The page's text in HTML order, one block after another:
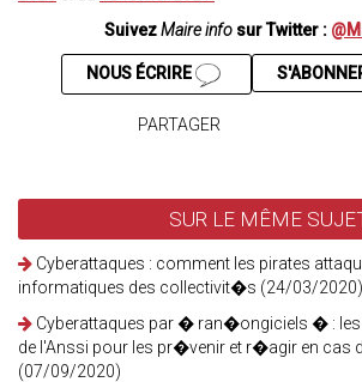
SuivezMaire info sur Twitter :
NOUS ÉCRIRE
PARTAGER
SUR LE MÊME
Cyberattaques : comment les pirates
informatiques des collectivit�s (24/03/2020)
Cyberattaques par � ran�ongiciels � :
de l'Anssi pour les pr�venir et r�agir en cas
(07/09/2020)